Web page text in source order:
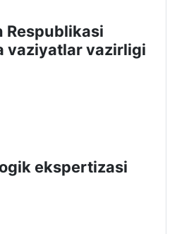
Rеspublikаsi
vaziyatlar vazirligi
ekspertizasi